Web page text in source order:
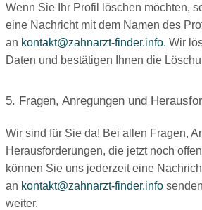
Wenn Sie Ihr Profil löschen möchten,
eine Nachricht mit dem Namen des
an kontakt@zahnarzt-finder.info. Wir
Daten und bestätigen Ihnen die
5. Fragen, Anregungen und
Wir sind für Sie da! Bei allen Fragen,
Herausforderungen, die jetzt noch
können Sie uns jederzeit eine
an kontakt@zahnarzt-finder.info
weiter.